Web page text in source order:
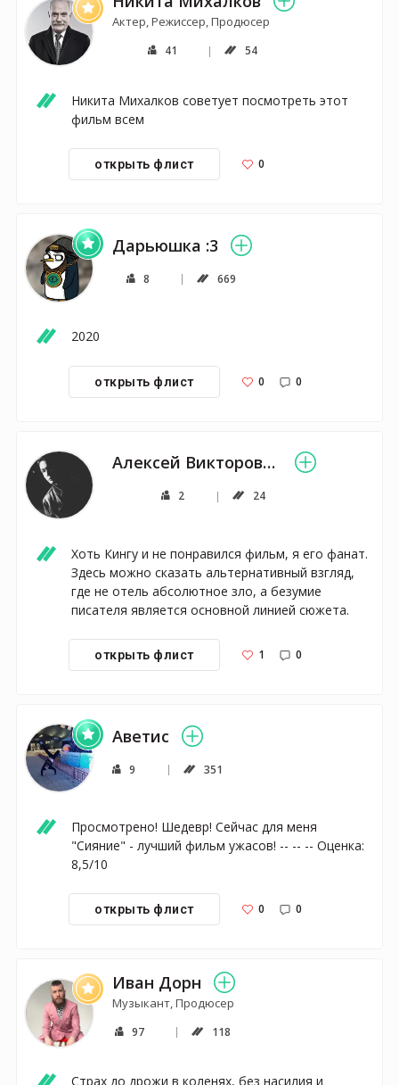
Актер, Режиссер, Продюсер
41 54
Никита Михалков советует посмотреть этот
фильм всем
открыть флист 0
Дарьюшка :3
8 669
2020
открыть флист 0 0
Алексей Викторович
2 24
Хоть Кингу и не понравился фильм, я его фанат.
Здесь можно сказать альтернативный взгляд,
где не отель абсолютное зло, а безумие
писателя является основной линией сюжета.
открыть флист 1 0
Аветис
9 351
Просмотрено! Шедевр! Сейчас для меня
"Сияние" - лучший фильм ужасов! -- -- -- Оценка:
8,5/10
открыть флист 0 0
Иван Дорн
Музыкант, Продюсер
97 118
Страх до дрожи в коленях, без насилия и